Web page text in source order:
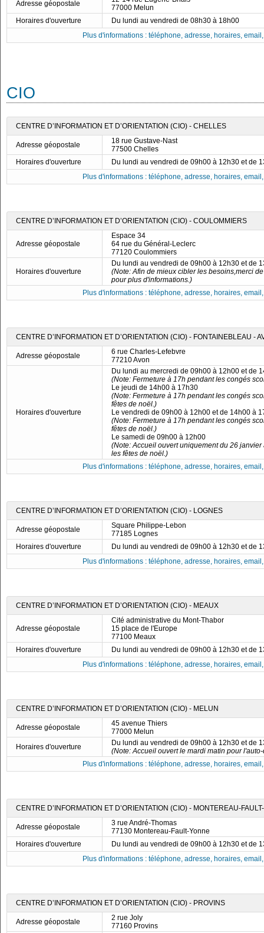
Adresse géopostale
77000 Melun
Horaires d'ouverture
Du lundi au vendredi de 08h30 à 18h00
Plus d'informations : téléphone, adresse, horaires,
CIO
CENTRE D’INFORMATION ET D’ORIENTATION (CIO) - CHELLES
Adresse géopostale
18 rue Gustave-Nast
77500 Chelles
Horaires d'ouverture
Du lundi au vendredi de 09h00 à 12h30 et de
Plus d'informations : téléphone, adresse, horaires,
CENTRE D’INFORMATION ET D’ORIENTATION (CIO) - COULOMMIERS
Adresse géopostale
Espace 34
64 rue du Général-Leclerc
77120 Coulommiers
Horaires d'ouverture
Du lundi au vendredi de 09h00 à 12h30 et de
(Note: Afin de mieux cibler les besoins,merci
pour plus d'informations.)
Plus d'informations : téléphone, adresse, horaires,
CENTRE D’INFORMATION ET D’ORIENTATION (CIO) - FONTAINEBLEAU -
Adresse géopostale
6 rue Charles-Lefebvre
77210 Avon
Horaires d'ouverture
Du lundi au mercredi de 09h00 à 12h00 et de
(Note: Fermeture à 17h pendant les congés
Le jeudi de 14h00 à 17h30
(Note: Fermeture à 17h pendant les congés
fêtes de noël.)
Le vendredi de 09h00 à 12h00 et de 14h00 à
(Note: Fermeture à 17h pendant les congés
fêtes de noël.)
Le samedi de 09h00 à 12h00
(Note: Accueil ouvert uniquement du 26
les fêtes de noël.)
Plus d'informations : téléphone, adresse, horaires,
CENTRE D’INFORMATION ET D’ORIENTATION (CIO) - LOGNES
Adresse géopostale
Square Philippe-Lebon
77185 Lognes
Horaires d'ouverture
Du lundi au vendredi de 09h00 à 12h30 et de
Plus d'informations : téléphone, adresse, horaires,
CENTRE D’INFORMATION ET D’ORIENTATION (CIO) - MEAUX
Adresse géopostale
Cité administrative du Mont-Thabor
15 place de l'Europe
77100 Meaux
Horaires d'ouverture
Du lundi au vendredi de 09h00 à 12h30 et de
Plus d'informations : téléphone, adresse, horaires,
CENTRE D’INFORMATION ET D’ORIENTATION (CIO) - MELUN
Adresse géopostale
45 avenue Thiers
77000 Melun
Horaires d'ouverture
Du lundi au vendredi de 09h00 à 12h30 et de
(Note: Accueil ouvert le mardi matin pour
Plus d'informations : téléphone, adresse, horaires,
CENTRE D’INFORMATION ET D’ORIENTATION (CIO) - MONTEREAU-
Adresse géopostale
3 rue André-Thomas
77130 Montereau-Fault-Yonne
Horaires d'ouverture
Du lundi au vendredi de 09h00 à 12h30 et de
Plus d'informations : téléphone, adresse, horaires,
CENTRE D’INFORMATION ET D’ORIENTATION (CIO) - PROVINS
Adresse géopostale
2 rue Joly
77160 Provins